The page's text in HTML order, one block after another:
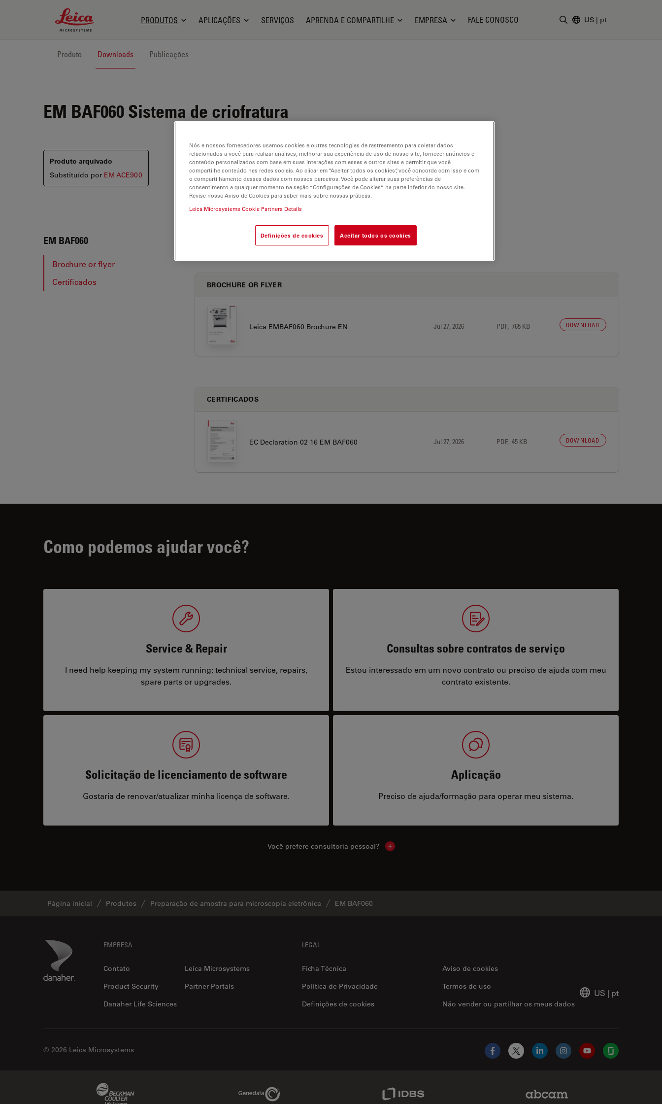
Leica Microsystems Logo
PRODUTOS APLICAÇÕES SERVIÇOS APRENDA E COMPARTILHE EMPRESA FALE CONOSCO US | pt
Produto Downloads Publicações
EM BAF060 Sistema de criofratura
Produto arquivado
Substituído por EM ACE900
EM BAF060
Brochure or flyer
Certificados
BROCHURE OR FLYER
Leica EMBAF060 Brochure EN Jul 27, 2026 PDF, 765 KB DOWNLOAD
CERTIFICADOS
EC Declaration 02 16 EM BAF060 Jul 27, 2026 PDF, 45 KB DOWNLOAD
Como podemos ajudar você?
Service & Repair
I need help keeping my system running: technical service, repairs,
spare parts or upgrades.
Consultas sobre contratos de serviço
Estou interessado em um novo contrato ou preciso de ajuda com meu
contrato existente.
Solicitação de licenciamento de software
Gostaria de renovar/atualizar minha licença de software.
Aplicação
Preciso de ajuda/formação para operar meu sistema.
Você prefere consultoria pessoal? Show local contacts
Página inicial Produtos Preparação de amostra para microscopia eletrônica EM BAF060
Danaher Logo EMPRESA
Contato
Leica Microsystems
Product Security
Partner Portals
Danaher Life Sciences
LEGAL
Ficha Técnica
Aviso de cookies
Política de Privacidade
Não vender ou partilhar os meus dados
Termos de uso
Definições de cookies
US | pt
© 2026 Leica Microsystems
Facebook
X LinkedInInstagramYouTubeGlassdoor
Genedata Link
Nós e nossos fornecedores usamos cookies e outras tecnologias de rastreamento para coletar dados
relacionados a você para realizar análises, melhorar sua experiência de uso de nosso site, fornecer anúncios e
conteúdo personalizados com base em suas interações com esses e outros sites e permitir que você
compartilhe conteúdo nas redes sociais. Ao clicar em “Aceitar todos os cookies”, você concorda com isso e com
o compartilhamento desses dados com nossos parceiros. Você pode alterar suas preferências de
consentimento a qualquer momento na seção “Configurações de Cookies” na parte inferior do nosso site.
Revise nosso Aviso de Cookies para saber mais sobre nossas práticas.
Leica Microsystems Cookie Partners Details
Definições de cookies Aceitar todos os cookies